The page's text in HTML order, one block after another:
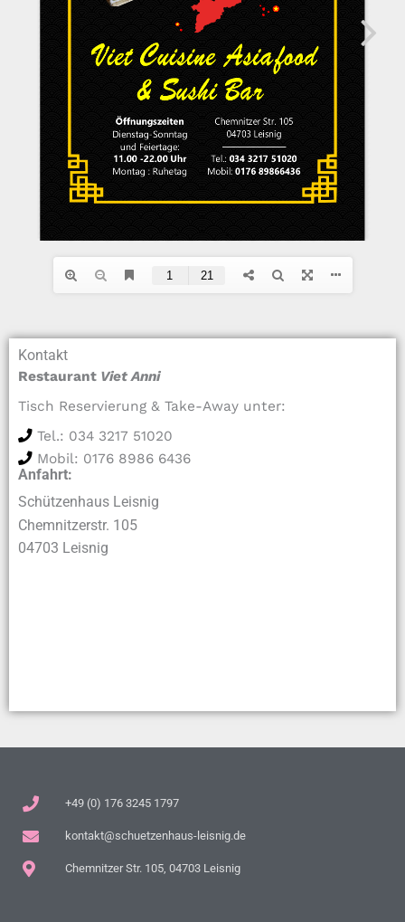
Kontakt
Restaurant Viet Anni
Tisch Reservierung & Take-Away unter:
Tel.: 034 3217 51020
Mobil: 0176 8986 6436
Anfahrt:
Schützenhaus Leisnig
Chemnitzerstr. 105
04703 Leisnig
+49 (0) 176 3245 1797
kontakt@schuetzenhaus-leisnig.de
Chemnitzer Str. 105, 04703 Leisnig